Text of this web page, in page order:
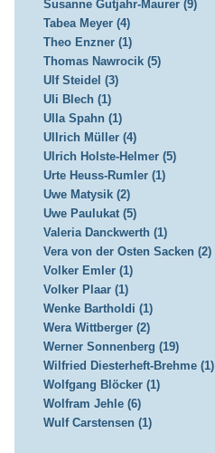
Susanne Gutjahr-Maurer (9)
Tabea Meyer (4)
Theo Enzner (1)
Thomas Nawrocik (5)
Ulf Steidel (3)
Uli Blech (1)
Ulla Spahn (1)
Ullrich Müller (4)
Ulrich Holste-Helmer (5)
Urte Heuss-Rumler (1)
Uwe Matysik (2)
Uwe Paulukat (5)
Valeria Danckwerth (1)
Vera von der Osten Sacken (2)
Volker Emler (1)
Volker Plaar (1)
Wenke Bartholdi (1)
Wera Wittberger (2)
Werner Sonnenberg (19)
Wilfried Diesterheft-Brehme (1)
Wolfgang Blöcker (1)
Wolfram Jehle (6)
Wulf Carstensen (1)